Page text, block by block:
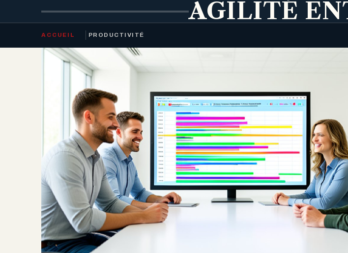
AGILITÉ
ACCUEIL PRODUCTIVITÉ